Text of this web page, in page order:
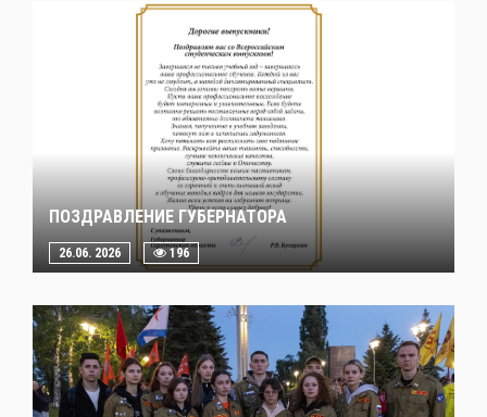
ПОЗДРАВЛЕНИЕ ГУБЕРНАТОРА
26.06. 2026 196